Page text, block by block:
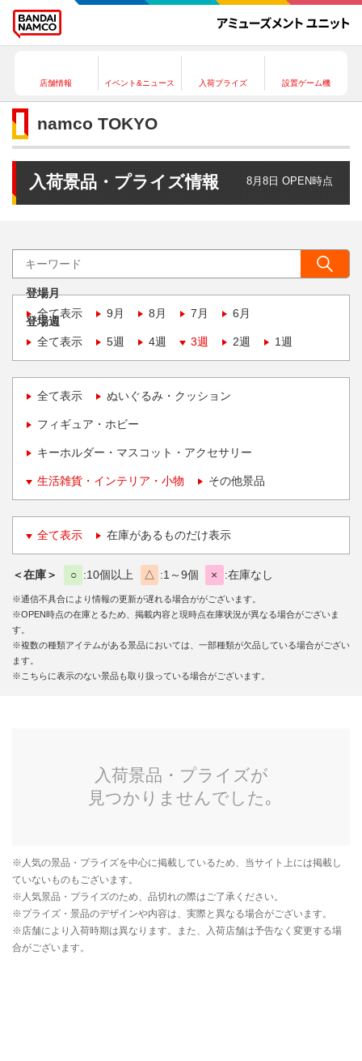
店舗情報 イベント&ニュース 入荷プライズ 設置ゲーム機
namco TOKYO
入荷景品・プライズ情報 8月8日 OPEN時点
登場月
全て表示
9月 8月 7月 6月
登場週
全て表示
5週 4週 3週 2週 1週
全て表示 ぬいぐるみ・クッション
フィギュア・ホビー
キーホルダー・マスコット・アクセサリー
生活雑貨・インテリア・小物 その他景品
全て表示 在庫があるものだけ表示
＜在庫＞ ○ 10個以上 △ 1～9個 × 在庫なし
※通信不具合により情報の更新が遅れる場合ががございます。
※OPEN時点の在庫とるため、掲載内容と現時点在庫状況が異なる場合がございま
す。
※複数の種類アイテムがある景品においては、一部種類が欠品している場合がござい
ます。
※こちらに表示のない景品も取り扱っている場合がございます。